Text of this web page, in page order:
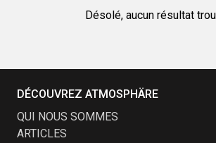
Désolé, aucun résultat
DÉCOUVREZ ATMOSPHÄRE
QUI NOUS SOMMES
ARTICLES